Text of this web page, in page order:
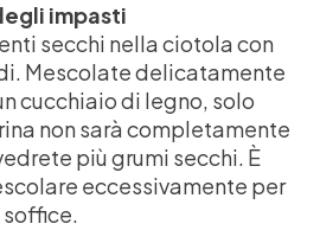
impasti
secchi nella ciotola con
Mescolate delicatamente
cucchiaio di legno, solo
non sarà completamente
più grumi secchi. È
eccessivamente per